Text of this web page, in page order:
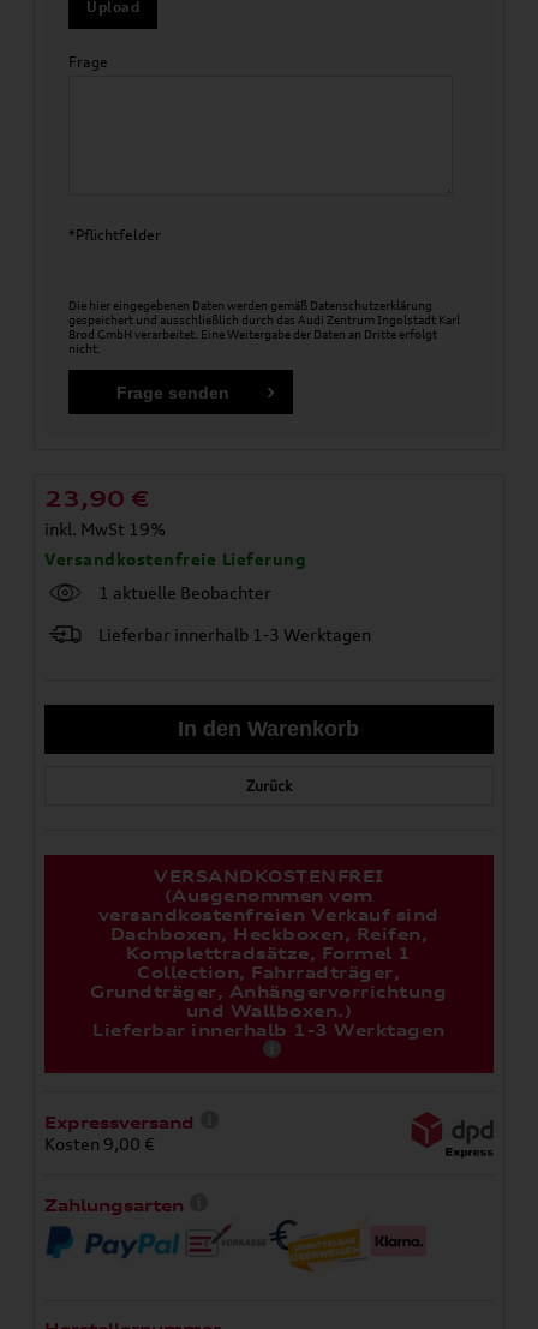
Upload
Frage
*Pflichtfelder
Die hier eingegebenen Daten werden gemäß Datenschutzerklärung
gespeichert und ausschließlich durch das Audi Zentrum Ingolstadt Karl
Brod GmbH verarbeitet. Eine Weitergabe der Daten an Dritte erfolgt
nicht.
23,90 €
inkl. MwSt 19%
Versandkostenfreie Lieferung
1 aktuelle Beobachter
Lieferbar innerhalb 1-3 Werktagen
Zurück
VERSANDKOSTENFREI
(Ausgenommen vom
versandkostenfreien Verkauf sind
Dachboxen, Heckboxen, Reifen,
Komplettradsätze, Formel 1
Collection, Fahrradträger,
Grundträger, Anhängervorrichtung
und Wallboxen.)
Lieferbar innerhalb 1-3 Werktagen
Expressversand
Kosten 9,00 €
Zahlungsarten